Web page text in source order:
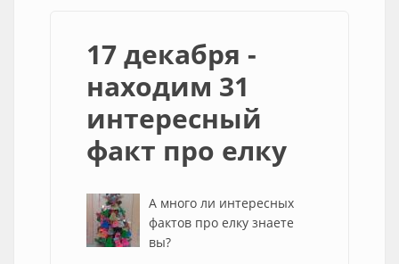
17 декабря -
находим 31
интересный
факт про елку
А много ли интересных
фактов про елку знаете
вы?